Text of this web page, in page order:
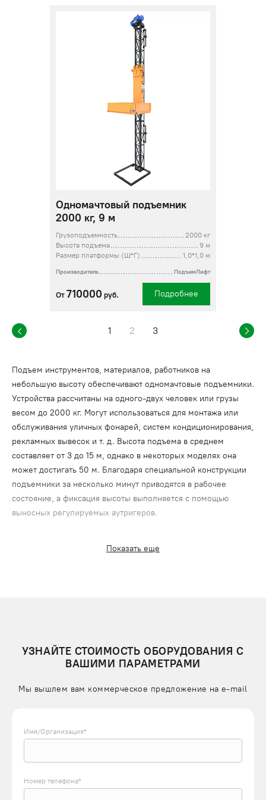
Одномачтовый подъемник
2000 кг, 9 м
Грузоподъемность
2000 кг
Высота подъема
9 м
Размер платформы (Ш*Г)
1,0*1,0 м
Производитель ПодъемЛифт
От 710000 руб. Подробнее
1 2 3
Подъем инструментов, материалов, работников на
небольшую высоту обеспечивают одномачтовые подъемники.
Устройства рассчитаны на одного-двух человек или грузы
весом до 2000 кг. Могут использоваться для монтажа или
обслуживания уличных фонарей, систем кондиционирования,
рекламных вывесок и т. д. Высота подъема в среднем
составляет от 3 до 15 м, однако в некоторых моделях она
может достигать 50 м. Благодаря специальной конструкции
подъемники за несколько минут приводятся в рабочее
состояние, а фиксация высоты выполняется с помощью
выносных регулируемых аутригеров.
КОНСТРУКЦИЯ ОДНОМАЧТОВЫХ ПОДЪЕМНИКОВ
управления.
Размер кабины – от 1x1 до 2x2 м. Возможно изготовление по
Подъемник может оборудоваться откидными бортами или
кабины будут располагаться две двери, во втором – только
Дополнительно могут устанавливаться:
аварийные концевые выключатели;
Показать еще
УЗНАЙТЕ СТОИМОСТЬ ОБОРУДОВАНИЯ С
ВАШИМИ ПАРАМЕТРАМИ
Мы вышлем вам коммерческое предложение на e-mail
Имя/Организация*
Номер телефона*